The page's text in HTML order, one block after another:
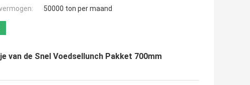
50000 ton per maand
van de Snel Voedsellunch Pakket 700mm